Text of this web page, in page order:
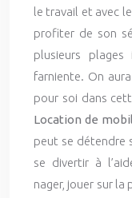
le travail et avec
profiter de son
plusieurs
farniente. On
pour soi dans
Location de
peut se détendre
se divertir à
nager, jouer sur la